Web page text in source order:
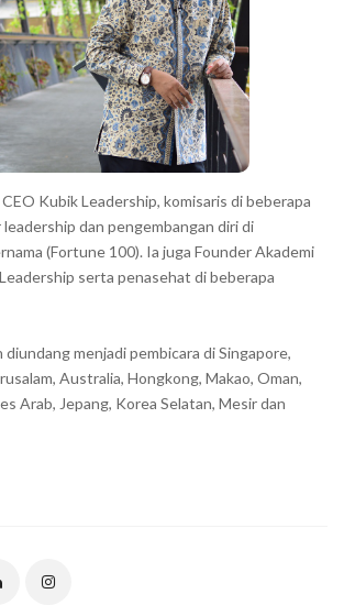
CEO Kubik Leadership, komisaris di beberapa
dan pengembangan diri di
(Fortune 100). Ia juga Founder Akademi
serta penasehat di beberapa
diundang menjadi pembicara di Singapore,
Australia, Hongkong, Makao, Oman,
Arab, Jepang, Korea Selatan, Mesir dan